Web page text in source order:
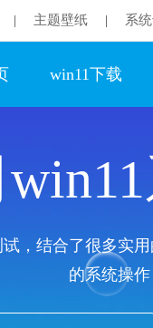
主题壁纸 系
win11下载
，结合了很多实
的系统操